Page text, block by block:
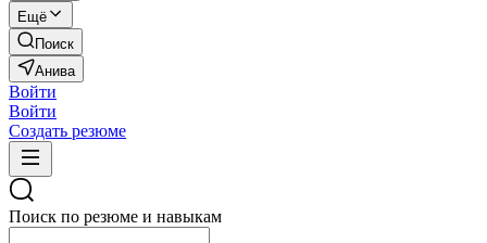
Ещё
Поиск
Анива
Войти
Войти
Создать резюме
Поиск по резюме и навыкам